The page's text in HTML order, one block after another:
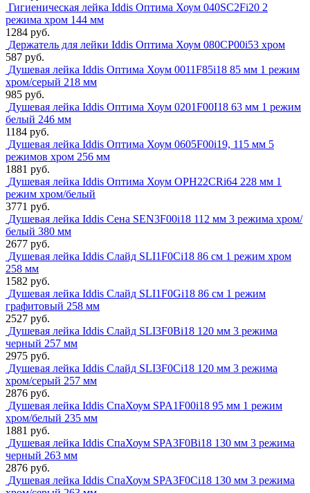
Гигиеническая лейка Iddis Оптима Хоум 040SC2Fi20 2
режима хром 144 мм
1284 руб.
Держатель для лейки Iddis Оптима Хоум 080CP00i53 хром
587 руб.
Душевая лейка Iddis Оптима Хоум 0011F85i18 85 мм 1 режим
хром/серый 218 мм
985 руб.
Душевая лейка Iddis Оптима Хоум 0201F00I18 63 мм 1 режим
белый 246 мм
1184 руб.
Душевая лейка Iddis Оптима Хоум 0605F00i19, 115 мм 5
режимов хром 256 мм
1881 руб.
Душевая лейка Iddis Оптима Хоум OPH22CRi64 228 мм 1
режим хром/белый
3771 руб.
Душевая лейка Iddis Сена SEN3F00i18 112 мм 3 режима хром/
белый 380 мм
2677 руб.
Душевая лейка Iddis Слайд SLI1F0Ci18 86 см 1 режим хром
258 мм
1582 руб.
Душевая лейка Iddis Слайд SLI1F0Gi18 86 см 1 режим
графитовый 258 мм
2527 руб.
Душевая лейка Iddis Слайд SLI3F0Bi18 120 мм 3 режима
черный 257 мм
2975 руб.
Душевая лейка Iddis Слайд SLI3F0Ci18 120 мм 3 режима
хром/серый 257 мм
2876 руб.
Душевая лейка Iddis СпаХоум SPA1F00i18 95 мм 1 режим
хром/белый 235 мм
1881 руб.
Душевая лейка Iddis СпаХоум SPA3F0Bi18 130 мм 3 режима
черный 263 мм
2876 руб.
Душевая лейка Iddis СпаХоум SPA3F0Ci18 130 мм 3 режима